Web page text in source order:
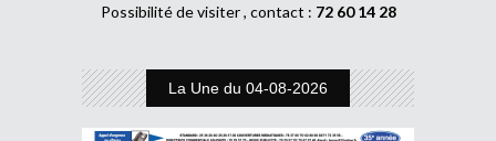
Possibilité de visiter , contact : 72 60 14 28
La Une du 04-08-2026